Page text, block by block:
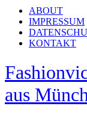
ABOUT
IMPRESSUM
KONTAKT
aus